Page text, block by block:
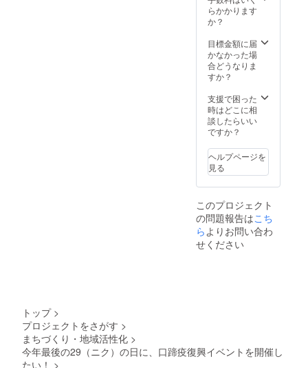
…まる
みハン
挽きミ
ンチ
ファーム本社
（宮崎県川南
内、東京、大阪
に限ります。サ
ポーター様の現
地までの交通費
す。
らかかります
か？
目標金額に届
かなかった場
合どうなりま
すか？
支援で困った
時はどこに相
談したらいい
ですか？
ヘルプページを
見る
このプロジェクト
の問題報告はこち
ら よりお問い合わ
せください
トップ >
プロジェクトをさがす >
まちづくり・地域活性化 >
今年最後の29（ニク）の日に、口蹄疫復興イベントを開催し
たい！ >